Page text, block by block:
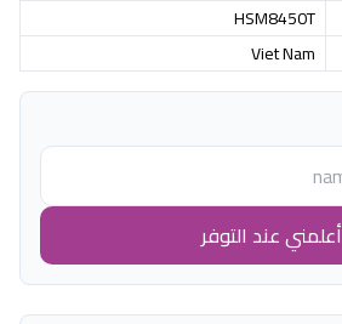
HSM8450T
Viet Nam
أعلمني عند التوفر